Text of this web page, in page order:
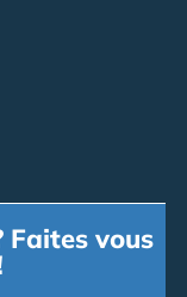
Faites vous